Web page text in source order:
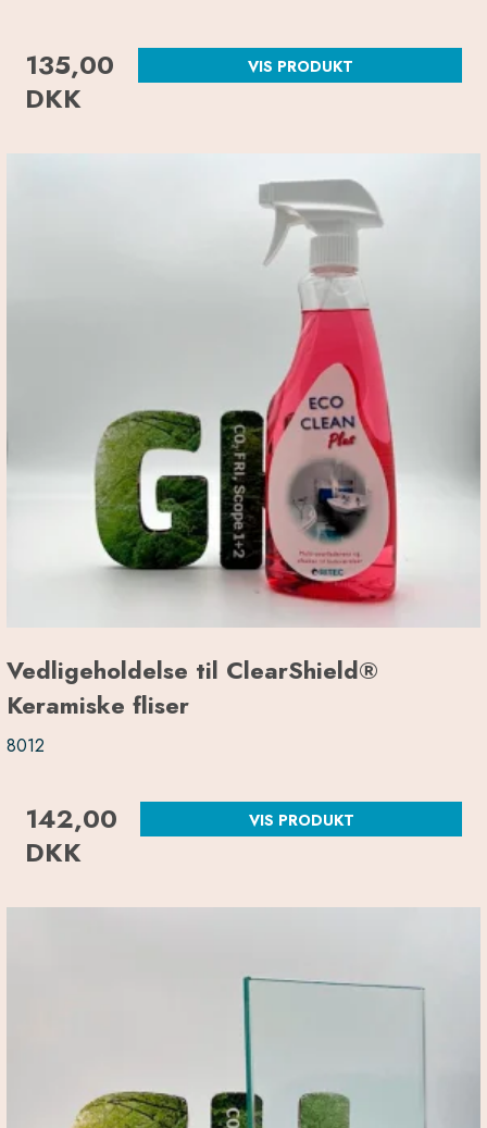
135,00
DKK
VIS PRODUKT
Vedligeholdelse til ClearShield®
Keramiske fliser
8012
142,00
DKK
VIS PRODUKT